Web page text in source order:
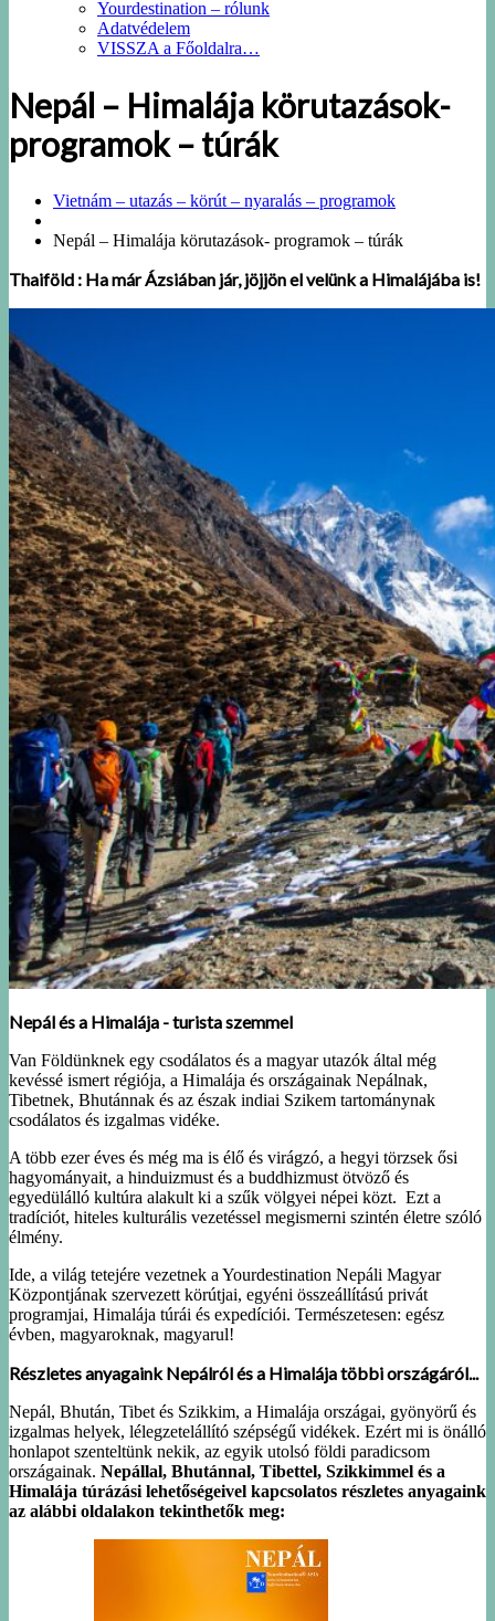
Yourdestination – rólunk
Adatvédelem
VISSZA a Főoldalra…
Nepál – Himalája körutazások-
programok – túrák
Vietnám – utazás – körút – nyaralás – programok
Nepál – Himalája körutazások- programok – túrák
Thaiföld : Ha már Ázsiában jár, jöjjön el velünk a Himalájába is!
Nepál és a Himalája - turista szemmel
Van Földünknek egy csodálatos és a magyar utazók által még
kevéssé ismert régiója, a Himalája és országainak Nepálnak,
Tibetnek, Bhutánnak és az észak indiai Szikem tartománynak
csodálatos és izgalmas vidéke.
A több ezer éves és még ma is élő és virágzó, a hegyi törzsek ősi
hagyományait, a hinduizmust és a buddhizmust ötvöző és
egyedülálló kultúra alakult ki a szűk völgyei népei közt. Ezt a
tradíciót, hiteles kulturális vezetéssel megismerni szintén életre szóló
élmény.
Ide, a világ tetejére vezetnek a Yourdestination Nepáli Magyar
Központjának szervezett körútjai, egyéni összeállítású privát
programjai, Himalája túrái és expedíciói. Természetesen: egész
évben, magyaroknak, magyarul!
Részletes anyagaink Nepálról és a Himalája többi országáról...
Nepál, Bhután, Tibet és Szikkim, a Himalája országai, gyönyörű és
izgalmas helyek, lélegzetelállító szépségű vidékek. Ezért mi is önálló
honlapot szenteltünk nekik, az egyik utolsó földi paradicsom
országainak. Nepállal, Bhutánnal, Tibettel, Szikkimmel és a
Himalája túrázási lehetőségeivel kapcsolatos részletes anyagaink
az alábbi oldalakon tekinthetők meg: